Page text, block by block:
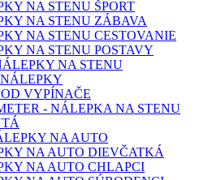
NA STENU ŠPORT
NA STENU ZÁBAVA
NA STENU CESTOVANIE
NA STENU POSTAVY
NA STENU
VYPÍNAČE
- NÁLEPKA NA STENU
NA AUTO
NA AUTO DIEVČATKÁ
NA AUTO CHLAPCI